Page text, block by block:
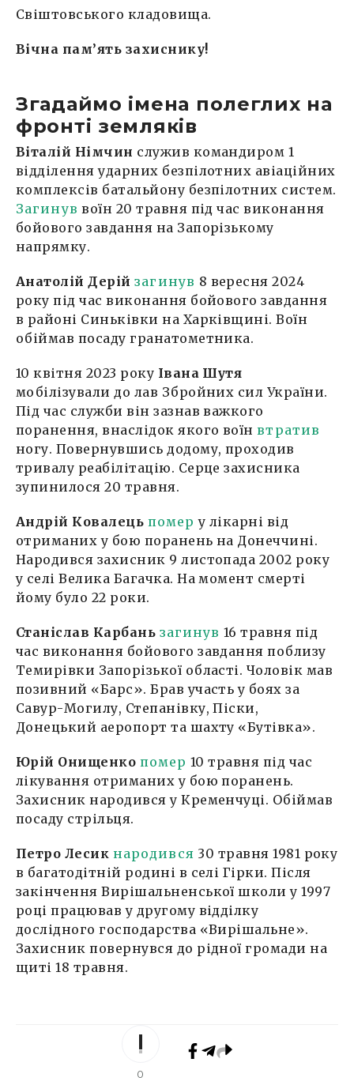
Свіштовського кладовища.
Вічна пам’ять захиснику!
Згадаймо імена полеглих на
фронті земляків
Віталій Німчин служив командиром 1
відділення ударних безпілотних авіаційних
комплексів батальйону безпілотних систем.
Загинув воїн 20 травня під час виконання
бойового завдання на Запорізькому
напрямку.
Анатолій Дерій загинув 8 вересня 2024
року під час виконання бойового завдання
в районі Синьківки на Харківщині. Воїн
обіймав посаду гранатометника.
10 квітня 2023 року Івана Шутя
мобілізували до лав Збройних сил України.
Під час служби він зазнав важкого
поранення, внаслідок якого воїнвтратив
ногу. Повернувшись додому, проходив
тривалу реабілітацію. Серце захисника
зупинилося 20 травня.
Андрій Ковалець помер у лікарні від
отриманих у бою поранень на Донеччині.
Народився захисник 9 листопада 2002 року
у селі Велика Багачка. На момент смерті
йому було 22 роки.
Станіслав Карбань загинув 16 травня під
час виконання бойового завдання поблизу
Темирівки Запорізької області. Чоловік мав
позивний «Барс». Брав участь у боях за
Савур-Могилу, Степанівку, Піски,
Донецький аеропорт та шахту «Бутівка».
Юрій Онищенко помер 10 травня під час
лікування отриманих у бою поранень.
Захисник народився у Кременчуці. Обіймав
посаду стрільця.
Петро Лесик народився 30 травня 1981 року
в багатодітній родині в селі Гірки. Після
закінчення Вирішальненської школи у 1997
році працював у другому відділку
дослідного господарства «Вирішальне».
Захисник повернувся до рідної громади на
щиті 18 травня.
0